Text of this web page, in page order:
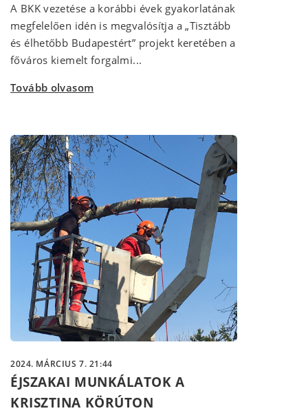
A BKK vezetése a korábbi évek gyakorlatának
megfelelően idén is megvalósítja a „Tisztább
és élhetőbb Budapestért” projekt keretében a
főváros kiemelt forgalmi...
Tovább olvasom
2024. MÁRCIUS 7. 21:44
ÉJSZAKAI MUNKÁLATOK A
KRISZTINA KÖRÚTON